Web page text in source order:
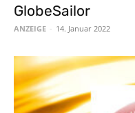
GlobeSailor
ANZEIGE - 14. Januar 2022